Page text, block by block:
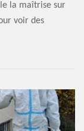
la maîtrise sur
voir des